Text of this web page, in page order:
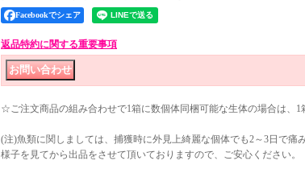
Facebookでシェア
返品特約に関する重要事項
☆ご注文商品の組み合わせで1箱に数個体同梱可能な生体の場合は、1
(注)魚類に関しましては、捕獲時に外見上綺麗な個体でも2～3日で痛
様子を見てから出品をさせて頂いておりますので、ご安心ください。